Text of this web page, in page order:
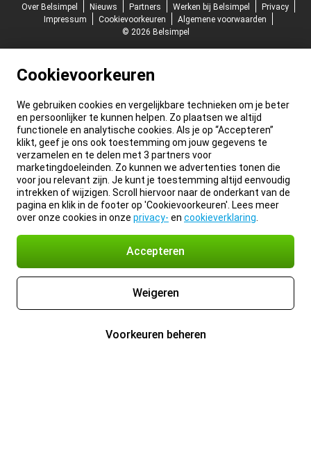
Over Belsimpel
Nieuws Partners Werken bij Belsimpel
Privacy
Impressum
Cookievoorkeuren
Algemene voorwaarden
© 2026 Belsimpel
Cookievoorkeuren
We gebruiken cookies en vergelijkbare technieken om je beter
en persoonlijker te kunnen helpen. Zo plaatsen we altijd
functionele en analytische cookies. Als je op “Accepteren”
klikt, geef je ons ook toestemming om jouw gegevens te
verzamelen en te delen met 3 partners voor
marketingdoeleinden. Zo kunnen we advertenties tonen die
voor jou relevant zijn. Je kunt je toestemming altijd eenvoudig
intrekken of wijzigen. Scroll hiervoor naar de onderkant van de
pagina en klik in de footer op 'Cookievoorkeuren'. Lees meer
over onze cookies in onze privacy- en cookieverklaring
Accepteren
Weigeren
Voorkeuren beheren